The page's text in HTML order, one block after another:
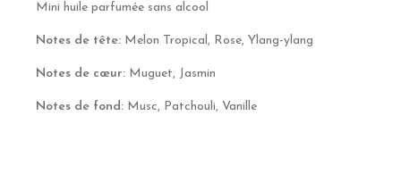
Mini huile parfumée sans alcool
Notes de tête: Melon Tropical, Rose, Ylang-ylang
Notes de cœur: Muguet, Jasmin
Notes de fond: Musc, Patchouli, Vanille